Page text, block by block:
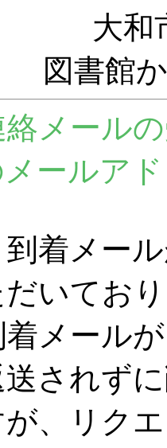
大和
図書館
絡メール
ールア
到着メー
いてお
着メール
されず
が、リク